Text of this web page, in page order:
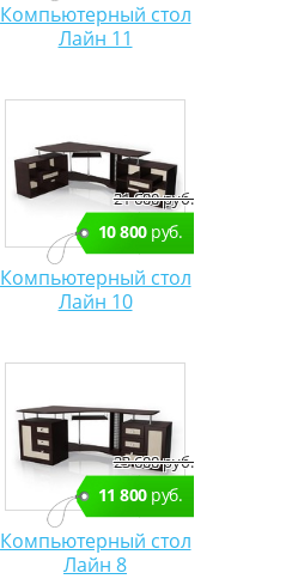
Компьютерный стол
Лайн 11
21 600 руб.
10 800руб.
Компьютерный стол
Лайн 10
23 600 руб.
11 800руб.
Компьютерный стол
Лайн 8